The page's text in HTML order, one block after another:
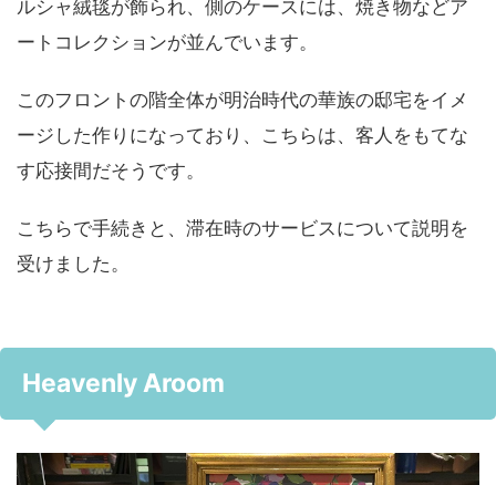
ルシャ絨毯が飾られ、側のケースには、焼き物などア
ートコレクションが並んでいます。
このフロントの階全体が明治時代の華族の邸宅をイメ
ージした作りになっており、こちらは、客人をもてな
す応接間だそうです。
こちらで手続きと、滞在時のサービスについて説明を
受けました。
Heavenly Aroom